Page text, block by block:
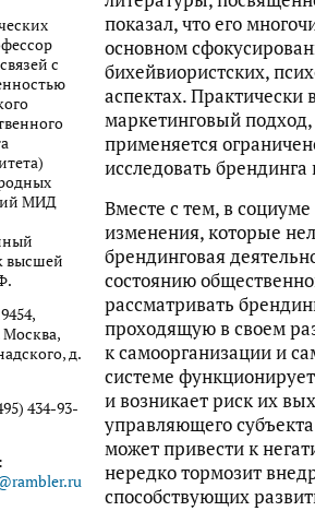
с
МИД
высшей
Москва,
д.
434-93-
показал, что его
основном
бихейвиористских,
аспектах. Практически
маркетинговый подход,
применяется
исследовать
Вместе с тем, в
изменения, которые
брендинговая
состоянию
рассматривать
проходящую в своем
к самоорганизации и
системе
и возникает риск их
управляющего
может привести к
нередко тормозит
способствующих